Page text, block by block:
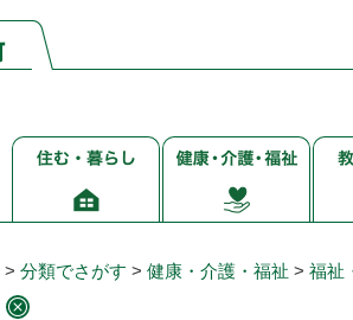
住
し
健
福
子
学・
> 分類でさがす > 健康・介護・福祉 > 福祉